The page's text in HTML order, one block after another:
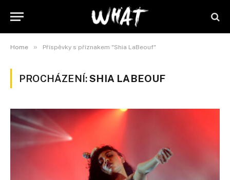
Home » Příspěvky s příznakem "Shia LaBeouf"
PROCHÁZENÍ:SHIA LABEOUF